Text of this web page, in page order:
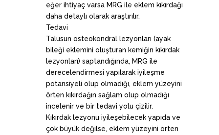
eğer ihtiyaç varsa MRG ile eklem kıkırdağı
daha detaylı olarak araştırılır.
Tedavi
Talusun osteokondral lezyonları (ayak
bileği eklemini oluşturan kemiğin kıkırdak
lezyonları) saptandığında, MRG ile
derecelendirmesi yapılarak iyileşme
potansiyeli olup olmadığı, eklem yüzeyini
örten kıkırdağın sağlam olup olmadığı
incelenir ve bir tedavi yolu çizilir.
Kıkırdak lezyonu iyileşebilecek yapıda ve
çok büyük değilse, eklem yüzeyini örten